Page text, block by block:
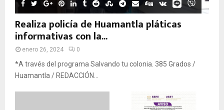
Realiza policía de Huamantla pláticas
informativas con la...
enero 26, 2024 0
*A través del programa Salvando tu colonia. 385 Grados /
Huamantla / REDACCIÓN...